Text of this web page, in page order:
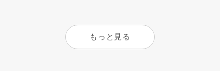
もっと見る